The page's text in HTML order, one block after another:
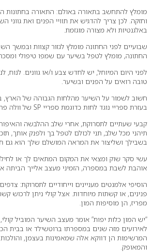
מומלץ להתחשב בתאורה באולם: התאורה בחתונות
וחזקה. לכן צריך להדגיש את תוויי הפנים ואת גווני
באלגנטיות ולא מצורה מוגזמת.
שבועיים לפני החתונה מומלץ לגזור קצוות ובמשך
החתונה, מומלץ לטפל בשיער עם שמפו טיפולי
לפני היום המיוחל, יש לחדש צבע ו/או גוונים. לנוח,
טובה רואים על הפנים ובשיער.
חשוב לשמור על השיער מהלחות הגבוהה של הארץ,
בעזרת ספריי נוגד לחות כדוגמת ספריי SP של וולה פרופשיונלס.
קבעי שעתיים לתסרוקת, אחרי שלב ההלבשה
תיהני מכל שלב, תני לכולם לטפל בך ולפנק אותך,
בשבילך ושליצור את המראה המושלם שלך הוא גם
עשי סקר שוק ומצאי את המקום המתאים לך או
אוהבת לשבת במספרה, הזמיני מעצב אלייך הביתה
הוסיפי אלמנטים מעניינים וייחודיים לתסרוקת:
פנינים, או קשתות מיוחדות. אצל קולי ניתן לרכוש
מפריז, הן מוסיפות המון.
“יש המון כלות יפות” אומר מעצב השיער המוביל
לאירועים מזה שנים במספרתו ברוטשילד או בבית
המרשימות הן דווקא אלה שמאמינות בעצמן,
והמאופק.